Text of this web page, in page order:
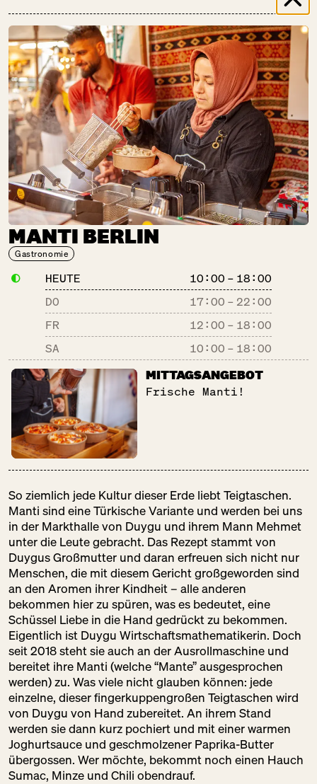
MANTI BERLIN
Gastronomie
HEUTE
10:00 – 18:00
DO
17:00 – 22:00
FR
12:00 – 18:00
SA
10:00 – 18:00
MITTAGSANGEBOT
Frische Manti!
So ziemlich jede Kultur dieser Erde liebt Teigtaschen.
Manti sind eine Türkische Variante und werden bei uns
in der Markthalle von Duygu und ihrem Mann Mehmet
unter die Leute gebracht. Das Rezept stammt von
Duygus Großmutter und daran erfreuen sich nicht nur
Menschen, die mit diesem Gericht großgeworden sind
an den Aromen ihrer Kindheit – alle anderen
bekommen hier zu spüren, was es bedeutet, eine
Schüssel Liebe in die Hand gedrückt zu bekommen.
Eigentlich ist Duygu Wirtschaftsmathematikerin. Doch
seit 2018 steht sie auch an der Ausrollmaschine und
bereitet ihre Manti (welche “Mante” ausgesprochen
werden) zu. Was viele nicht glauben können: jede
einzelne, dieser fingerkuppengroßen Teigtaschen wird
von Duygu von Hand zubereitet. An ihrem Stand
werden sie dann kurz pochiert und mit einer warmen
Joghurtsauce und geschmolzener Paprika-Butter
übergossen. Wer möchte, bekommt noch einen Hauch
Sumac, Minze und Chili obendrauf.
Gastronomie
Getränke
BREAD.LOVE
SA:10:00 – 18:00
Backwaren
CHAO SHE
SA:10:00 – 18:00
DER BLUMEN­
STAND
SA:10:00 – 18:00
Schöne Dinge
FRANZOSE
Gastronomie
Getränke
Speisekammer
DM
SA:09:00 – 20:00
Schöne Dinge
Speisekammer
DOMBERGER
BROT-WERK
SA:10:00 – 18:00
Backwaren